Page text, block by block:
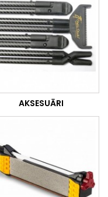
AKSESUĀRI